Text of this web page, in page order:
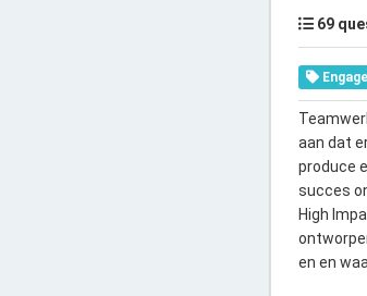
69
aan dat
produce
succes
High
en en